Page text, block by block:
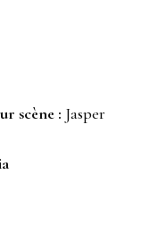
scène : Jasper